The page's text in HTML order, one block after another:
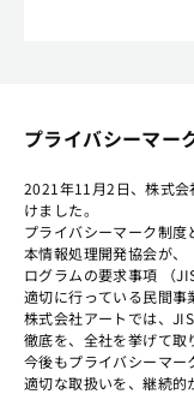
プライバシーマー
2021年11月2日、株式会
けました。
プライバシーマーク制度
本情報処理開発協会が、
ログラムの要求事項 （
適切に行っている民間事
株式会社アートでは、
徹底を、全社を挙げて取
今後もプライバシーマー
適切な取扱いを、継続的